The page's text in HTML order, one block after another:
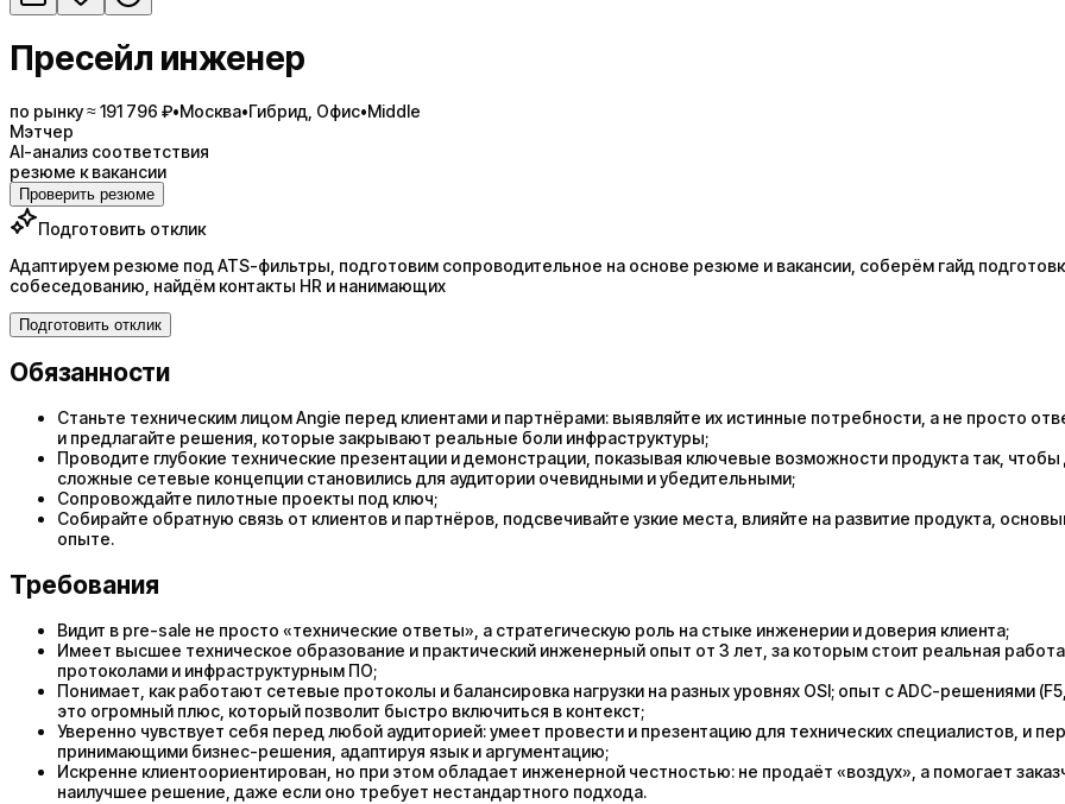
Пресейл инженер
по рынку ≈ 191 796 ₽•Москва•Гибрид, Офис•Middle
Мэтчер
AI-анализ соответствия
резюме к вакансии
Проверить резюме
Подготовить отклик
Адаптируем резюме под ATS-фильтры, подготовим сопроводительное на основе резюме и вакансии, соберём гайд
собеседованию, найдём контакты HR и нанимающих
Подготовить отклик
Обязанности
Станьте техническим лицом Angie перед клиентами и партнёрами: выявляйте их истинные потребности, а не просто
и предлагайте решения, которые закрывают реальные боли инфраструктуры;
Проводите глубокие технические презентации и демонстрации, показывая ключевые возможности продукта так,
сложные сетевые концепции становились для аудитории очевидными и убедительными;
Сопровождайте пилотные проекты под ключ;
Собирайте обратную связь от клиентов и партнёров, подсвечивайте узкие места, влияйте на развитие продукта,
опыте.
Требования
Видит в pre-sale не просто «технические ответы», а стратегическую роль на стыке инженерии и доверия клиента;
Имеет высшее техническое образование и практический инженерный опыт от 3 лет, за которым стоит реальная работа
протоколами и инфраструктурным ПО;
Понимает, как работают сетевые протоколы и балансировка нагрузки на разных уровнях OSI; опыт с ADC-решениями
это огромный плюс, который позволит быстро включиться в контекст;
Уверенно чувствует себя перед любой аудиторией: умеет провести и презентацию для технических специалистов, и
принимающими бизнес-решения, адаптируя язык и аргументацию;
Искренне клиентоориентирован, но при этом обладает инженерной честностью: не продаёт «воздух», а помогает
наилучшее решение, даже если оно требует нестандартного подхода.